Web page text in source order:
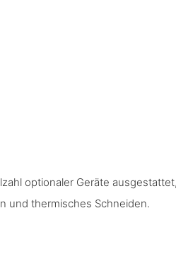
optionaler Geräte
und thermisches Schneiden.